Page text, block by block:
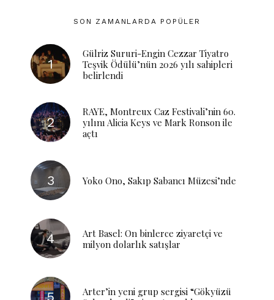
SON ZAMANLARDA POPÜLER
Gülriz Sururi-Engin Cezzar Tiyatro
Teşvik Ödülü’nün 2026 yılı sahipleri
belirlendi
RAYE, Montreux Caz Festivali’nin 60.
yılını Alicia Keys ve Mark Ronson ile
açtı
Yoko Ono, Sakıp Sabancı Müzesi’nde
Art Basel: On binlerce ziyaretçi ve
milyon dolarlık satışlar
Arter’in yeni grup sergisi “Gökyüzü